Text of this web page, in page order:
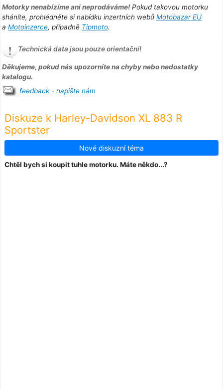
Motorky nenabízíme ani neprodáváme!Pokud takovou motorku
sháníte, prohlédněte si nabídku inzertních webů Motobazar EU
a Motoinzerce, případně Tipmoto.
Technická data jsou pouze orientační!
Děkujeme, pokud nás upozorníte na chyby nebo nedostatky
katalogu.
feedback - napište nám
Diskuze k Harley-Davidson XL 883 R
Sportster
Nové diskuzní téma
Chtěl bych si koupit tuhle motorku. Máte někdo...?